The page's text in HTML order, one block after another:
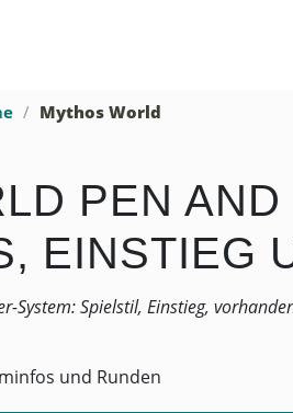
Mythos World
PEN AND
EINSTIEG
System: Spielstil, Einstieg,